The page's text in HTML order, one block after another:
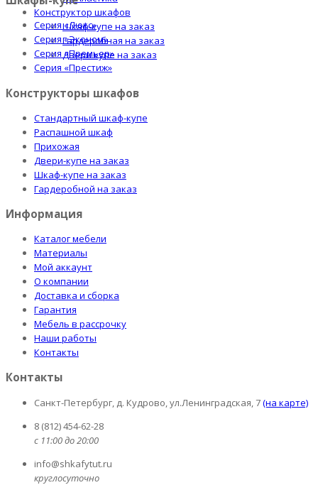
Конструктор шкафов
Шкаф-купе на заказ
Гардеробная на заказ
Двери купе на заказ
Серия «Люкс»
Серия «Эконом»
Серия «Премьер»
Серия «Престиж»
Конструкторы шкафов
Стандартный шкаф-купе
Распашной шкаф
Прихожая
Двери-купе на заказ
Шкаф-купе на заказ
Гардеробной на заказ
Информация
Каталог мебели
Материалы
Мой аккаунт
О компании
Доставка и сборка
Гарантия
Мебель в рассрочку
Наши работы
Контакты
Контакты
Санкт-Петербург, д. Кудрово, ул.Ленинградская, 7(на карте)
8 (812) 454-62-28
с 11:00 до 20:00
info@shkafytut.ru
круглосуточно